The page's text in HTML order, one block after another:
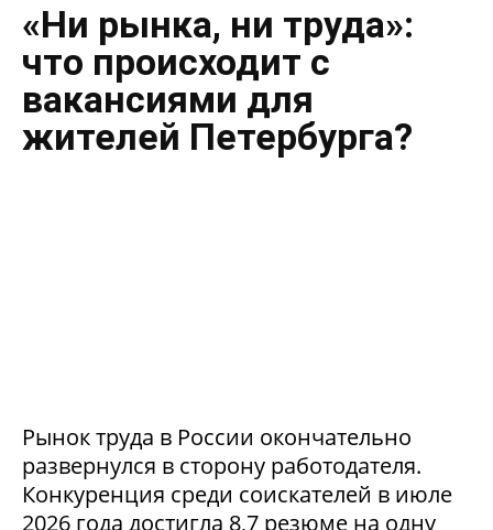
«Ни рынка, ни труда»:
что происходит с
вакансиями для
жителей Петербурга?
Рынок труда в России окончательно
развернулся в сторону работодателя.
Конкуренция среди соискателей в июле
2026 года достигла 8,7 резюме на одну